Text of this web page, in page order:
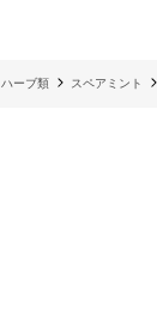
ハーブ類 スペアミント